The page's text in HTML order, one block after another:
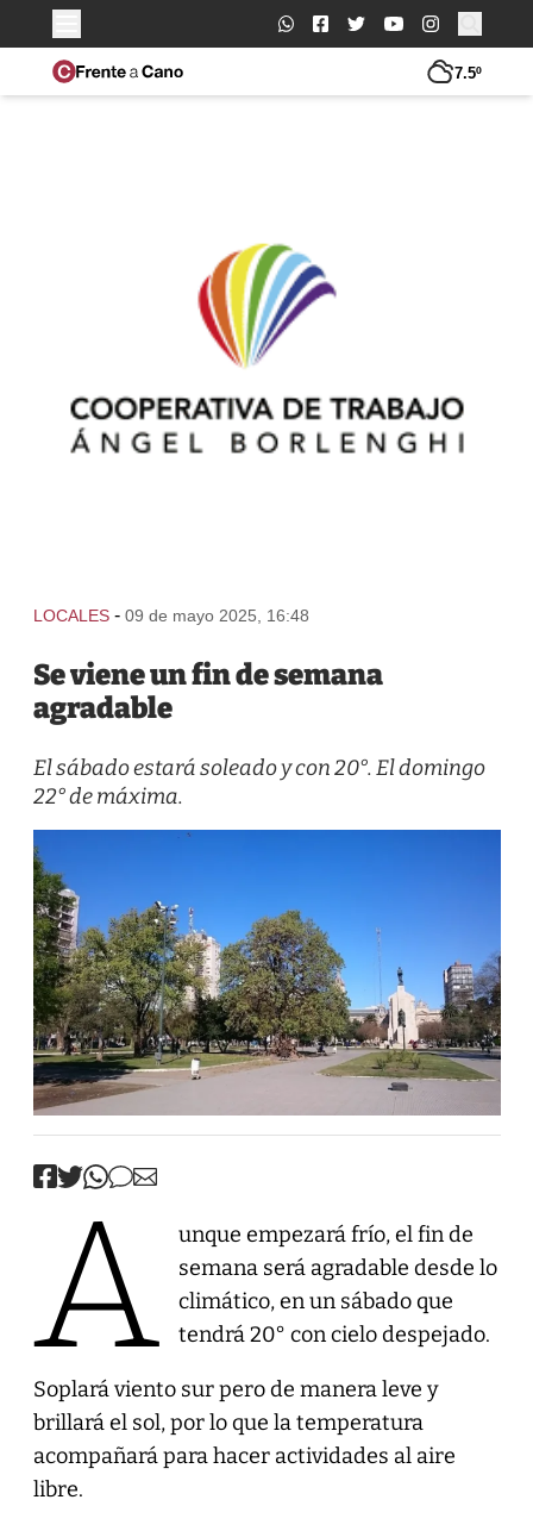
Buscar:
7.5º
LOCALES - 09 de mayo 2025, 16:48
Se viene un fin de semana
agradable
El sábado estará soleado y con 20°. El domingo
22° de máxima.
A
unque empezará frío, el fin de
semana será agradable desde lo
climático, en un sábado que
tendrá 20° con cielo despejado.
Soplará viento sur pero de manera leve y
brillará el sol, por lo que la temperatura
acompañará para hacer actividades al aire
libre.